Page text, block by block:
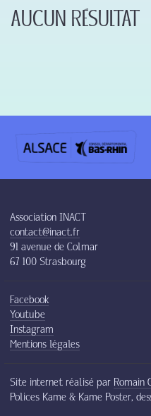
Aucun résultat
Association INACT
contact@inact.fr
91 avenue de Colmar
67 100 Strasbourg
Facebook
Youtube
Instagram
Mentions légales
Site internet réalisé par Romain
Polices Kame & Kame Poster,